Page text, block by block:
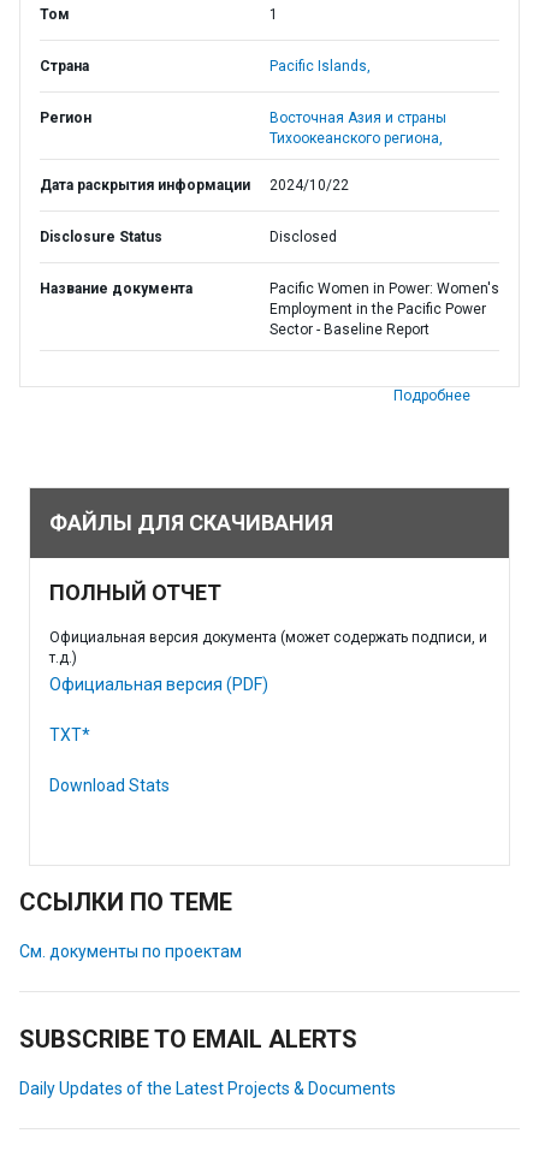
Том 1
Страна Pacific Islands,
Регион
Восточная Азия и страны
Тихоокеанского региона,
Дата раскрытия информации 2024/10/22
Disclosure Status Disclosed
Название документа
Pacific Women in Power: Women's
Employment in the Pacific Power
Sector - Baseline Report
Подробнее
ФАЙЛЫ ДЛЯ СКАЧИВАНИЯ
ПОЛНЫЙ ОТЧЕТ
Официальная версия документа (может содержать подписи, и
т.д.)
Официальная версия (PDF)
TXT*
Download Stats
ССЫЛКИ ПО ТЕМЕ
См. документы по проектам
SUBSCRIBE TO EMAIL ALERTS
Daily Updates of the Latest Projects & Documents